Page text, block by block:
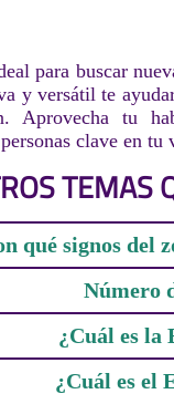
para buscar
y versátil te
Aprovecha tu
clave en tu
TEMAS
qué signos del
Número
¿Cuál es la
¿Cuál es el